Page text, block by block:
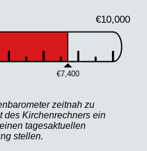
€10,000
€7,400
zeitnah zu
des Kirchenrechners ein
tagesaktuellen
stellen.